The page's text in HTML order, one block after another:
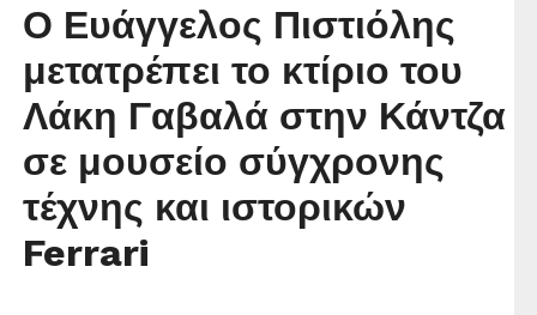
Ο Ευάγγελος Πιστιόλης
μετατρέπει το κτίριο του
Λάκη Γαβαλά στην Κάντζα
σε μουσείο σύγχρονης
τέχνης και ιστορικών
Ferrari